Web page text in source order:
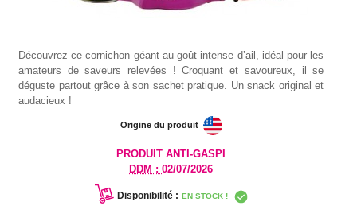
Découvrez ce cornichon géant au goût intense d’ail, idéal pour les
amateurs de saveurs relevées ! Croquant et savoureux, il se
déguste partout grâce à son sachet pratique. Un snack original et
audacieux !
Origine du produit
PRODUIT ANTI-GASPI
DDM :02/07/2026
Disponibilité : EN STOCK !